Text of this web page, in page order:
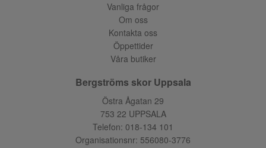
Vanliga frågor
Om oss
Kontakta oss
Öppettider
Våra butiker
Bergströms skor Uppsala
Östra Ågatan 29
753 22 UPPSALA
Telefon: 018-134 101
Organisationsnr: 556080-3776